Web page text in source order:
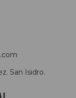
San Isidro.